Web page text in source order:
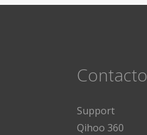
Contacto
Support
Qihoo 360